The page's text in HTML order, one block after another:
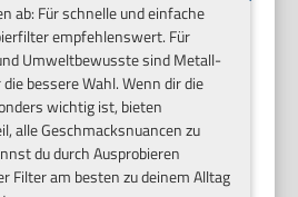
ab: Für schnelle und einfache
empfehlenswert. Für
Umweltbewusste sind Metall-
bessere Wahl. Wenn dir die
wichtig ist, bieten
alle Geschmacksnuancen zu
du durch Ausprobieren
Filter am besten zu deinem Alltag